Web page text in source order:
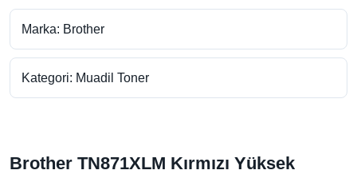
Marka: Brother
Kategori: Muadil Toner
Brother TN871XLM Kırmızı Yüksek